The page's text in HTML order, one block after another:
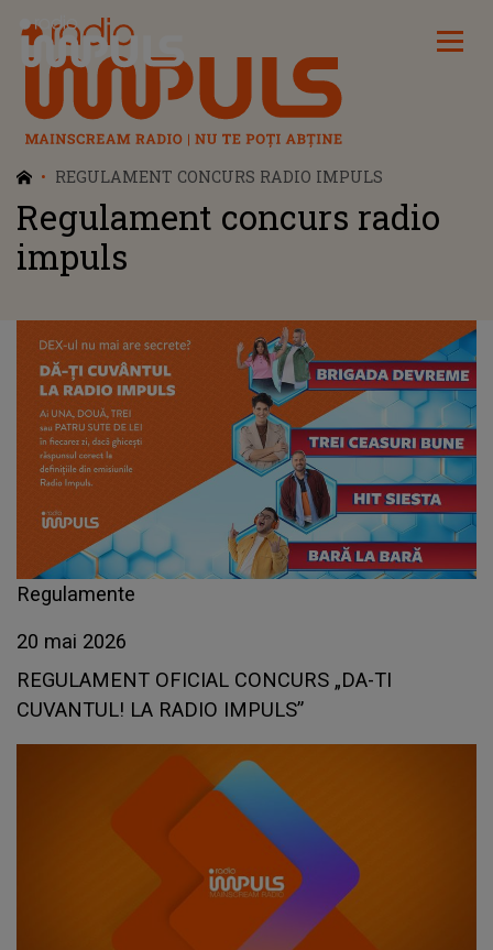
Radio Impuls
REGULAMENT CONCURS RADIO IMPULS
Regulament concurs radio
impuls
Regulamente
20 mai 2026
REGULAMENT OFICIAL CONCURS „DA-TI
CUVANTUL! LA RADIO IMPULS”